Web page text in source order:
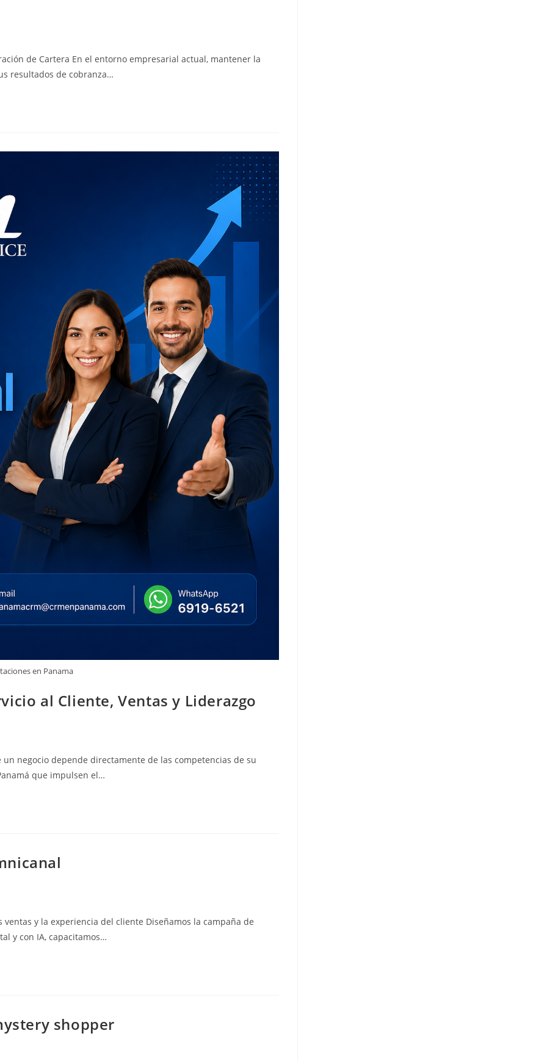
de Cartera En el entorno empresarial actual, mantener la
resultados de cobranza…
en Panama
al Cliente, Ventas y Liderazgo
negocio depende directamente de las competencias de su
que impulsen el…
y la experiencia del cliente Diseñamos la campaña de
y con IA, capacitamos…
shopper